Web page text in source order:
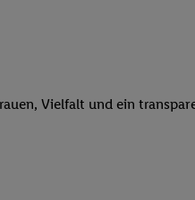
Vielfalt und ein
Durch einen